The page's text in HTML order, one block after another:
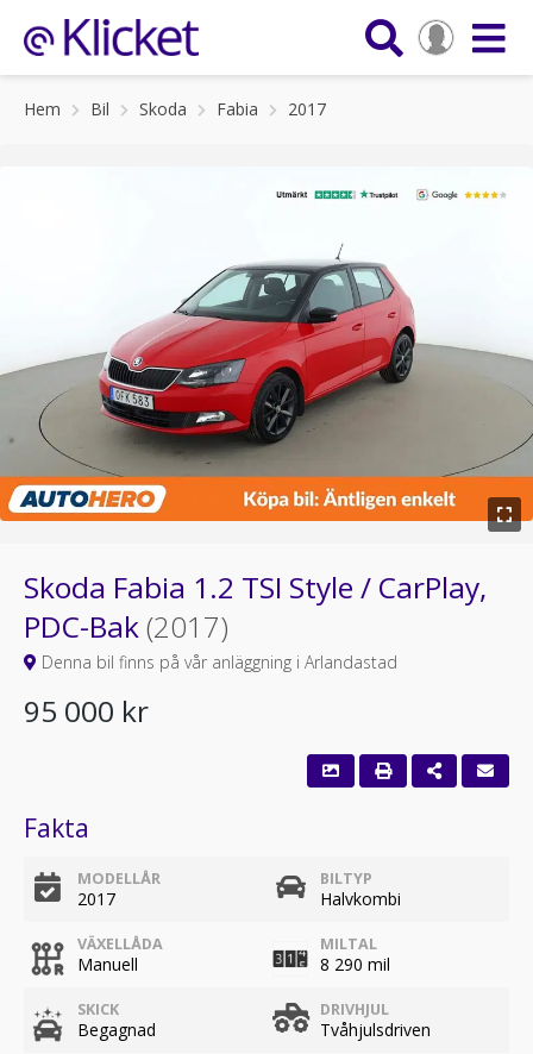
Hem Bil Skoda Fabia 2017
Skoda Fabia 1.2 TSI Style / CarPlay,
PDC-Bak(2017)
Denna bil finns på vår anläggning i Arlandastad
95 000 kr
Fakta
MODELLÅR
2017
BILTYP
Halvkombi
VÄXELLÅDA
Manuell
MILTAL
8 290 mil
SKICK
Begagnad
DRIVHJUL
Tvåhjulsdriven